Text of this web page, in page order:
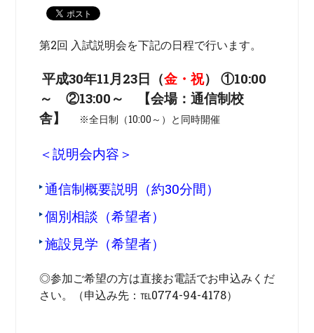
第2回 入試説明会を下記の日程で行います。
平成30年11月23日（金・祝） ①10:00
～ ②13:00～ 【会場：通信制校
舎】
※全日制（10:00～）と同時開催
＜説明会内容＞
通信制概要説明（約30分間）
個別相談（希望者）
施設見学（希望者）
◎参加ご希望の方は直接お電話でお申込みくだ
さい。（申込み先：℡0774-94-4178）